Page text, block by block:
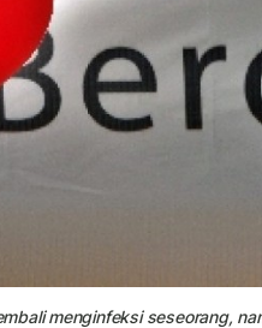
menginfeksi seseorang,